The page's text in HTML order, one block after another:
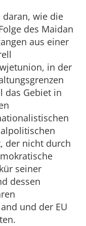
wie die
des Maidan
aus einer
in der
das Gebiet in
der nicht durch
seiner
dessen
und der EU